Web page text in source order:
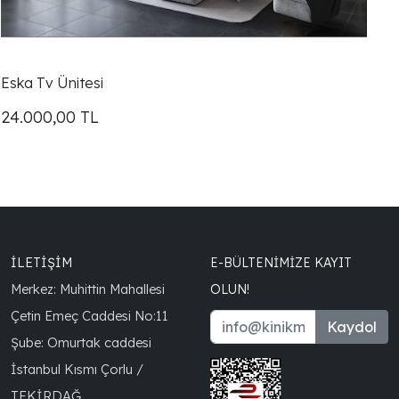
Eska Tv Ünitesi
24.000,00 TL
İLETİŞİM
Merkez: Muhittin Mahallesi
Çetin Emeç Caddesi No:11
Şube: Omurtak caddesi
İstanbul Kısmı Çorlu /
E-BÜLTENIMIZE KAYIT
OLUN!
Kaydol